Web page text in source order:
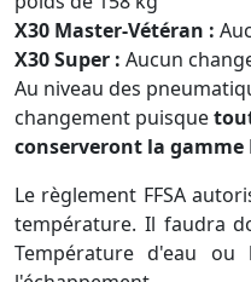
X30 Master-Vétéran :
X30 Super : Aucun
Au niveau des
changement puisque
conserveront la gamme
Le règlement FFSA
température. Il faudra
Température d'eau